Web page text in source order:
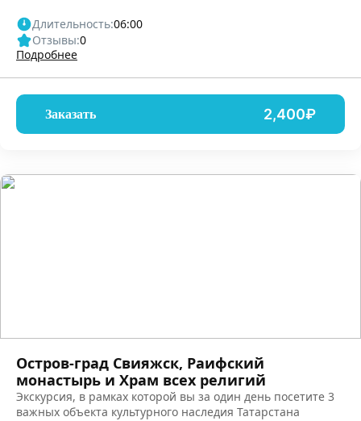
Длительность:06:00
Отзывы:0
Подробнее
Заказать 2,400₽
Остров-град Свияжск, Раифский
монастырь и Храм всех религий
Экскурсия, в рамках которой вы за один день посетите 3
важных объекта культурного наследия Татарстана